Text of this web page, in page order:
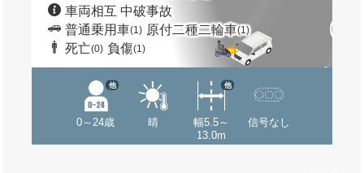
車両相互 中破事故
普通乗用車(1) 原付二種二輪車(1)
死亡(0) 負傷(1)
0～24歳
他
晴
幅5.5～
13.0m
他
信号なし